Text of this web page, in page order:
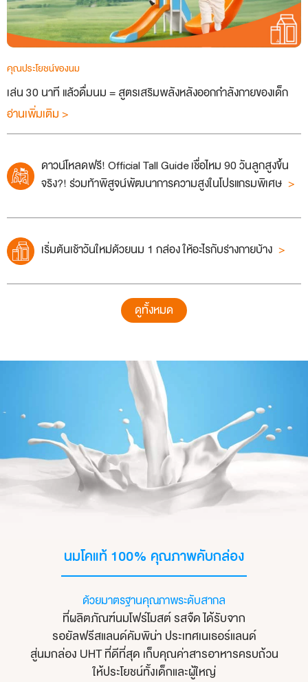
คุณประโยชน์ของนม
เล่น 30 นาที แล้วดื่มนม = สูตรเสริมพลังหลังออกกำลังกายของเด็ก
อ่านเพิ่มเติม >
ดาวน์โหลดฟรี! Official Tall Guide เชื่อไหม 90 วันลูกสูงขึ้น
จริง?! ร่วมท้าพิสูจน์พัฒนาการความสูงในโปรแกรมพิเศษ
เริ่มต้นเช้าวันใหม่ด้วยนม 1 กล่อง ให้อะไรกับร่างกายบ้าง
ดูทั้งหมด
นมโคแท้ 100% คุณภาพคับกล่อง
ด้วยมาตรฐานคุณภาพระดับสากล
ที่ผลิตภัณฑ์นมโฟร์โมสต์ รสจืด ได้รับจาก
รอยัลฟรีสแลนด์คัมพิน่า ประเทศเนเธอร์แลนด์
สู่นมกล่อง UHT ที่ดีที่สุด เก็บคุณค่าสารอาหารครบถ้วน
ให้ประโยชน์ทั้งเด็กและผู้ใหญ่